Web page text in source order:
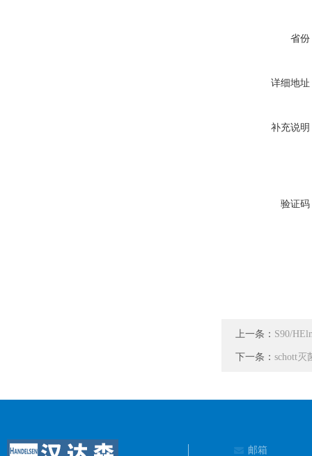
省份
详细地址
补充说明
验证码
上一条： S90/
下一条： schott灭
邮箱